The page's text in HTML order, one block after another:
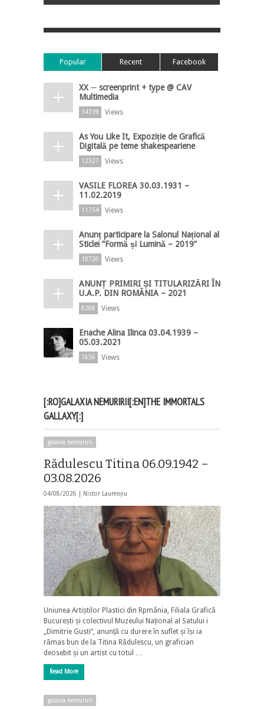
Popular Recent Facebook
XX ─ screenprint + type @ CAV
Multimedia
14739 Views
As You Like It, Expoziție de Grafică
Digitală pe teme shakespeariene
12327 Views
VASILE FLOREA 30.03.1931 –
11.02.2019
11754 Views
Anunț participare la Salonul Național al
Sticlei ”Formă și Lumină – 2019”
10726 Views
ANUNȚ PRIMIRI ȘI TITULARIZĂRI ÎN
U.A.P. DIN ROMÂNIA – 2021
8268 Views
Enache Alina Ilinca 03.04.1939 –
05.03.2021
7856 Views
[:RO]GALAXIA NEMURIRII[:EN]THE IMMORTALS
GALLAXY[:]
galaxia nemuririi
Rădulescu Titina 06.09.1942 –
03.08.2026
04/08/2026 | Nistor Laurențiu
Uniunea Artiștilor Plastici din Rpmânia, Filiala Grafică
București și colectivul Muzeului Național al Satului i
„Dimitrie Gusti”, anunță cu durere în suflet și își ia
rămas bun de la Titina Rădulescu, un grafician
deosebit și un artist cu totul …
Read More
galaxia nemuririi